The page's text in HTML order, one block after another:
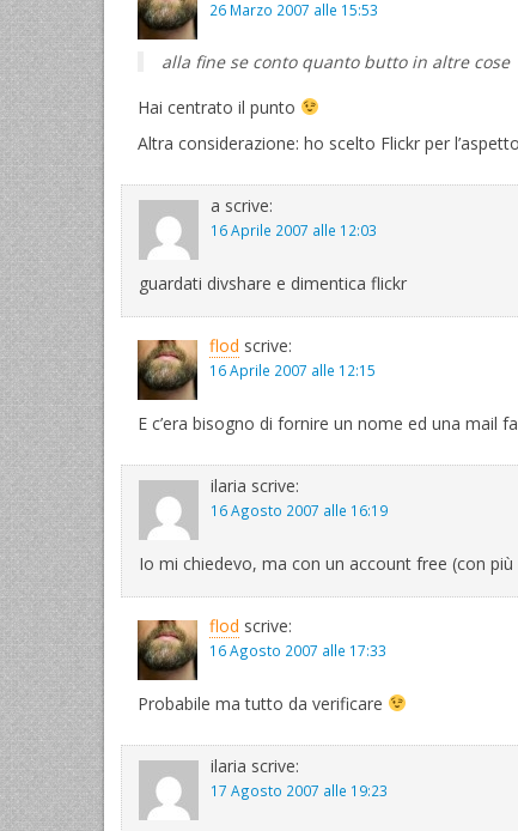
26 Marzo 2007 alle 15:53
alla fine se conto quanto butto in altre cose
Hai centrato il punto
Altra considerazione: ho scelto Flickr per
a scrive:
16 Aprile 2007 alle 12:03
guardati divshare e dimentica flickr
flod scrive:
16 Aprile 2007 alle 12:15
E c’era bisogno di fornire un nome ed una mail
ilaria scrive:
16 Agosto 2007 alle 16:19
Io mi chiedevo, ma con un account free (con
flod scrive:
16 Agosto 2007 alle 17:33
Probabile ma tutto da verificare
ilaria scrive:
17 Agosto 2007 alle 19:23